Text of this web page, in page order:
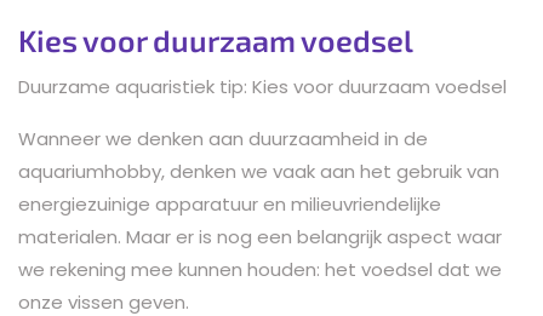
Kies voor duurzaam voedsel
Duurzame aquaristiek tip: Kies voor duurzaam voedsel
Wanneer we denken aan duurzaamheid in de
aquariumhobby, denken we vaak aan het gebruik van
energiezuinige apparatuur en milieuvriendelijke
materialen. Maar er is nog een belangrijk aspect waar
we rekening mee kunnen houden: het voedsel dat we
onze vissen geven.